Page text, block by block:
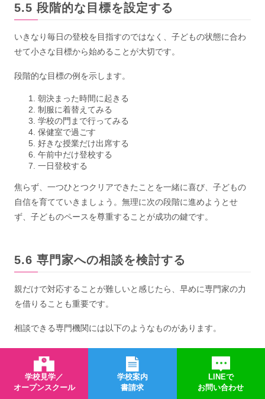
段階的な目標を設定する
いきなり毎日の登校を目指すのではなく、子どもの状態に合わ
せて小さな目標から始めることが大切です。
段階的な目標の例を示します。
朝決まった時間に起きる
制服に着替えてみる
学校の門まで行ってみる
保健室で過ごす
好きな授業だけ出席する
午前中だけ登校する
一日登校する
焦らず、一つひとつクリアできたことを一緒に喜び、子どもの
自信を育てていきましょう。無理に次の段階に進めようとせ
ず、子どものペースを尊重することが成功の鍵です。
専門家への相談を検討する
親だけで対応することが難しいと感じたら、早めに専門家の力
を借りることも重要です。
相談できる専門機関には以下のようなものがあります。
教育センターや教育相談室
児童相談所
学校見学／
オープンスクール
学校案内
書請求
LINEで
お問い合わせ